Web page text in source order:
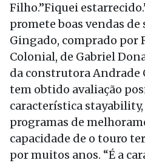
Filho.”Fiquei
promete boas vendas de
Gingado, comprado por
Colonial, de Gabriel
da construtora Andrade
tem obtido avaliação
característica
programas de
capacidade de o touro
por muitos anos. “É a